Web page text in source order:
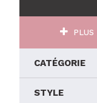
PLUS
CATÉGORIE
STYLE